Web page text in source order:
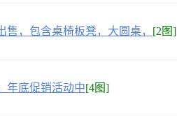
，包含桌椅板凳，大圆桌， [2图]
年底促销活动中[4图]